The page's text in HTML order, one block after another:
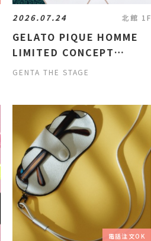
2026.07.24 北館 1F
GELATO PIQUE HOMME
LIMITED CONCEPT
STORE
GENTA THE STAGE
電話注文OK